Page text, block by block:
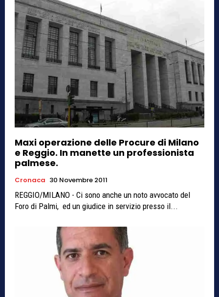
Maxi operazione delle Procure di Milano
e Reggio. In manette un professionista
palmese.
Cronaca 30 Novembre 2011
REGGIO/MILANO - Ci sono anche un noto avvocato del
Foro di Palmi, ed un giudice in servizio presso il...